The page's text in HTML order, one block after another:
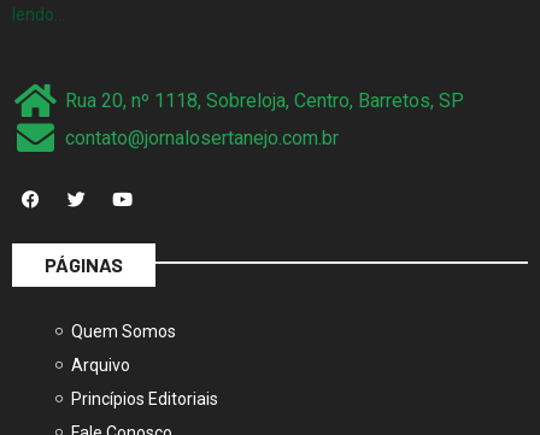
lendo…
Rua 20, nº 1118, Sobreloja, Centro, Barretos, SP
contato@jornalosertanejo.com.br
PÁGINAS
Quem Somos
Arquivo
Princípios Editoriais